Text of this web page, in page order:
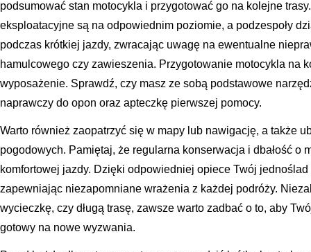
podsumować stan motocykla i przygotować go na kolejne
eksploatacyjne są na odpowiednim poziomie, a podzespoły
podczas krótkiej jazdy, zwracając uwagę na ewentualne
hamulcowego czy zawieszenia. Przygotowanie motocykla na
wyposażenie. Sprawdź, czy masz ze sobą podstawowe
naprawczy do opon oraz apteczkę pierwszej pomocy.
Warto również zaopatrzyć się w mapy lub nawigację, a także
pogodowych. Pamiętaj, że regularna konserwacja i dbałość o
komfortowej jazdy. Dzięki odpowiedniej opiece Twój jednoślad
zapewniając niezapomniane wrażenia z każdej podróży.
wycieczkę, czy długą trasę, zawsze warto zadbać o to, aby
gotowy na nowe wyzwania.